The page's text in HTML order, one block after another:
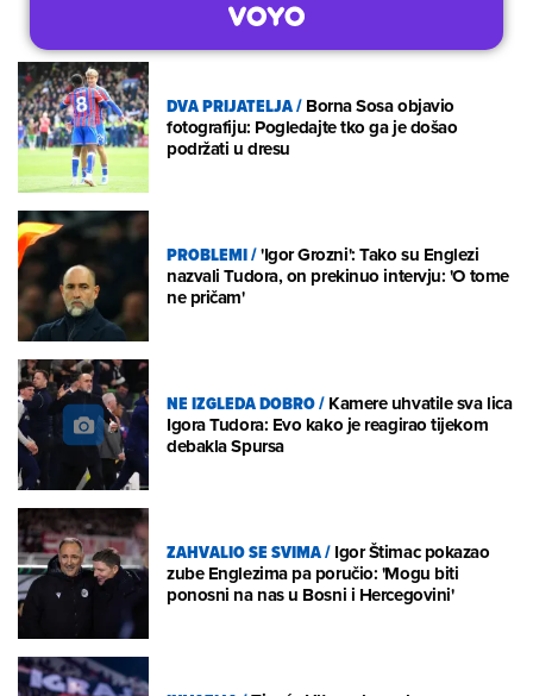
DVA PRIJATELJA/Borna Sosa objavio
fotografiju: Pogledajte tko ga je došao
podržati u dresu
PROBLEMI/'Igor Grozni': Tako su Englezi
nazvali Tudora, on prekinuo intervju: 'O tome
ne pričam'
NE IZGLEDA DOBRO/Kamere uhvatile sva lica
Igora Tudora: Evo kako je reagirao tijekom
debakla Spursa
ZAHVALIO SE SVIMA/Igor Štimac pokazao
zube Englezima pa poručio: 'Mogu biti
ponosni na nas u Bosni i Hercegovini'